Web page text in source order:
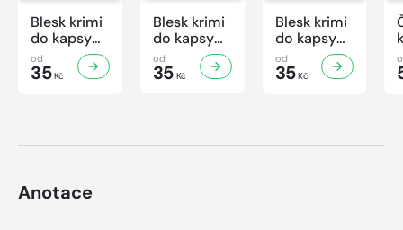
Blesk krimi
do kapsy
č.7/2026
od
35Kč
Blesk krimi
do kapsy
č.6/2026
od
35Kč
Blesk krimi
do kapsy
č.5/2026
od
35Kč
Anotace